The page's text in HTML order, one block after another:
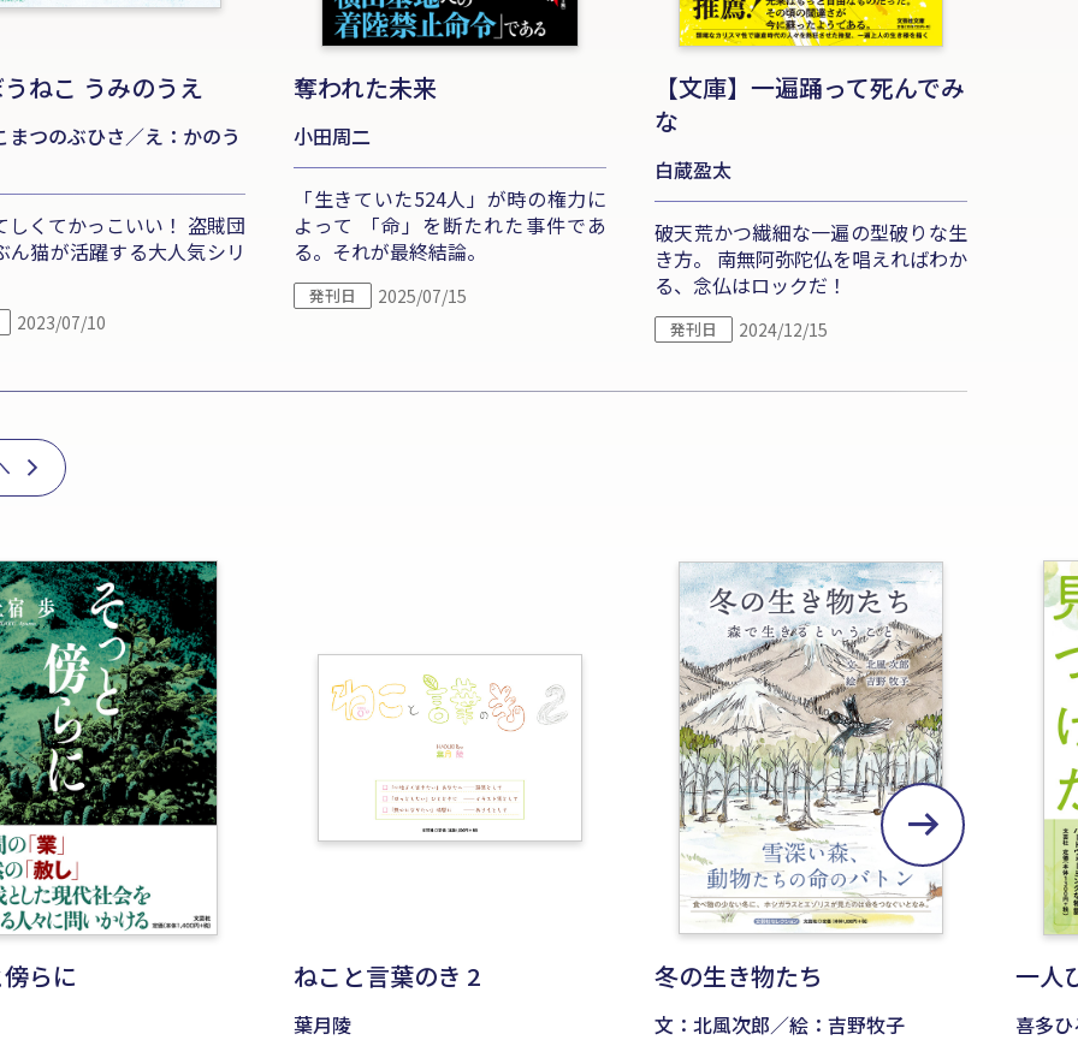
ねこ うみのうえ
まつのぶひさ／え：かのう
しくてかっこいい！ 盗賊団
ん猫が活躍する大人気シリ
2023/07/10
奪われた未来
小田周二
「生きていた524人」が時の権力に
よって 「命」を断たれた事件であ
る。それが最終結論。
発刊日 2025/07/15
【文庫】一遍踊って死んでみ
な
白蔵盈太
破天荒かつ繊細な一遍の型破りな生
き方。 南無阿弥陀仏を唱えればわか
る、念仏はロックだ！
発刊日 2024/12/15
らに ねこと言葉のき 2
葉月陵
冬の生き物たち
文：北風次郎／絵：吉野牧子
一人
喜多